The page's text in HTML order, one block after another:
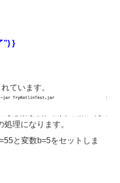
”) }
ています。
理になります。
と変数b=5をセットしま